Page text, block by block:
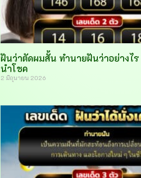
ฝันว่าตัดผมสั้น ทำนายฝันว่าอย่างไร
นำโชค
2 มิถุนายน 2026